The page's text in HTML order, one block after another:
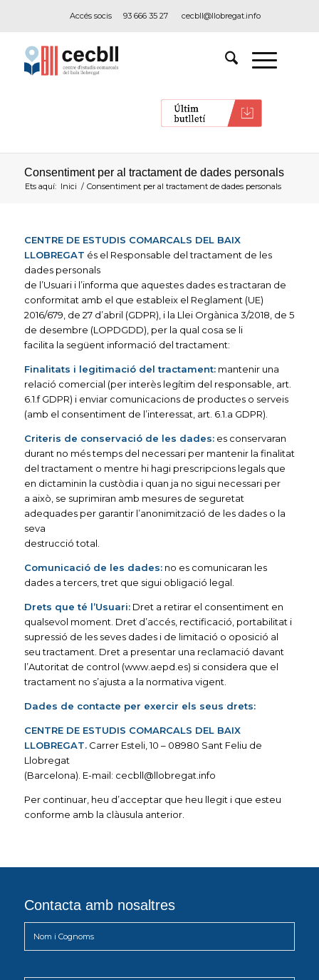
Accés socis 93 666 35 27 cecbll@llobregat.info
Consentiment per al tractament de dades personals
Ets aquí: Inici / Consentiment per al tractament de dades personals
CENTRE DE ESTUDIS COMARCALS DEL BAIX
LLOBREGAT és el Responsable del tractament de les
dades personals
de l’Usuari i l’informa que aquestes dades es tractaran de
conformitat amb el que estableix el Reglament (UE)
2016/679, de 27 d’abril (GDPR), i la Llei Orgànica 3/2018, de 5
de desembre (LOPDGDD), per la qual cosa se li
facilita la següent informació del tractament:
Finalitats i legitimació del tractament:mantenir una
relació comercial (per interès legítim del responsable, art.
6.1.f GDPR) i enviar comunicacions de productes o serveis
(amb el consentiment de l’interessat, art. 6.1.a GDPR).
Criteris de conservació de les dades:es conservaran
durant no més temps del necessari per mantenir la finalitat
del tractament o mentre hi hagi prescripcions legals que
en dictaminin la custòdia i quan ja no sigui necessari per
a això, se suprimiran amb mesures de seguretat
adequades per garantir l’anonimització de les dades o la
seva
destrucció total.
Comunicació de les dades:no es comunicaran les
dades a tercers, tret que sigui obligació legal.
Drets que té l’Usuari:Dret a retirar el consentiment en
qualsevol moment. Dret d’accés, rectificació, portabilitat i
supressió de les seves dades i de limitació o oposició al
seu tractament. Dret a presentar una reclamació davant
l’Autoritat de control (www.aepd.es) si considera que el
tractament no s’ajusta a la normativa vigent.
Dades de contacte per exercir els seus drets:
CENTRE DE ESTUDIS COMARCALS DEL BAIX
LLOBREGAT.Carrer Esteli, 10 – 08980 Sant Feliu de
Llobregat
(Barcelona). E-mail: cecbll@llobregat.info
Per continuar, heu d’acceptar que heu llegit i que esteu
conforme amb la clàusula anterior.
Contacta amb nosaltres